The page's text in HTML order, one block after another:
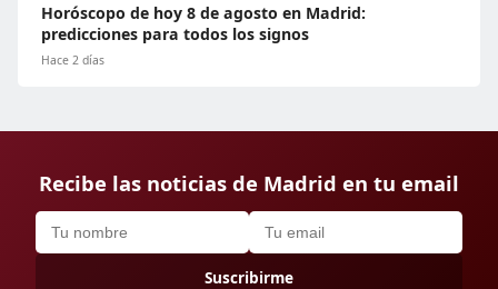
Horóscopo de hoy 8 de agosto en Madrid:
predicciones para todos los signos
Hace 2 días
Recibe las noticias de Madrid en tu email
Suscribirme